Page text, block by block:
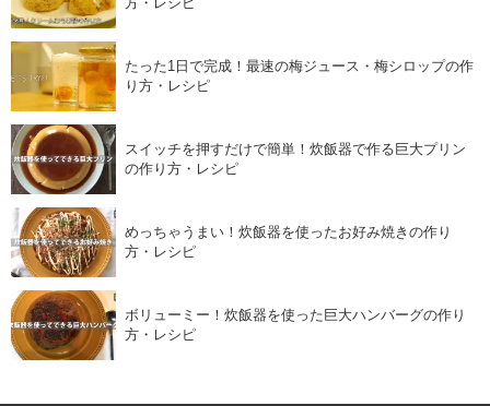
たった1日で完成！最速の梅ジュース・梅シロップの作
り方・レシピ
スイッチを押すだけで簡単！炊飯器で作る巨大プリン
の作り方・レシピ
めっちゃうまい！炊飯器を使ったお好み焼きの作り
方・レシピ
ボリューミー！炊飯器を使った巨大ハンバーグの作り
方・レシピ